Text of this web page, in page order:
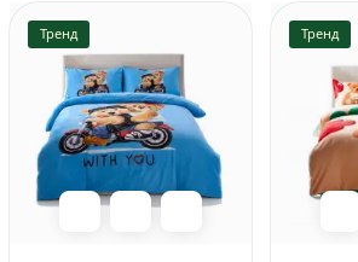
Тренд Тренд